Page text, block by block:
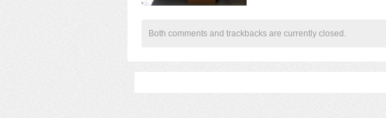
Both comments and trackbacks are currently closed.